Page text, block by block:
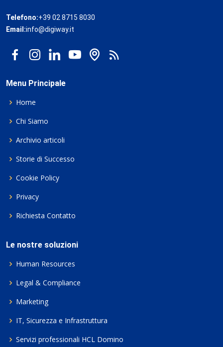
Telefono:+39 02 8715 8030
Email:info@digiway.it
Menu Principale
Home
Chi Siamo
Archivio articoli
Storie di Successo
Cookie Policy
Privacy
Richiesta Contatto
Le nostre soluzioni
Human Resources
Legal & Compliance
Marketing
IT, Sicurezza e Infrastruttura
Servizi professionali HCL Domino